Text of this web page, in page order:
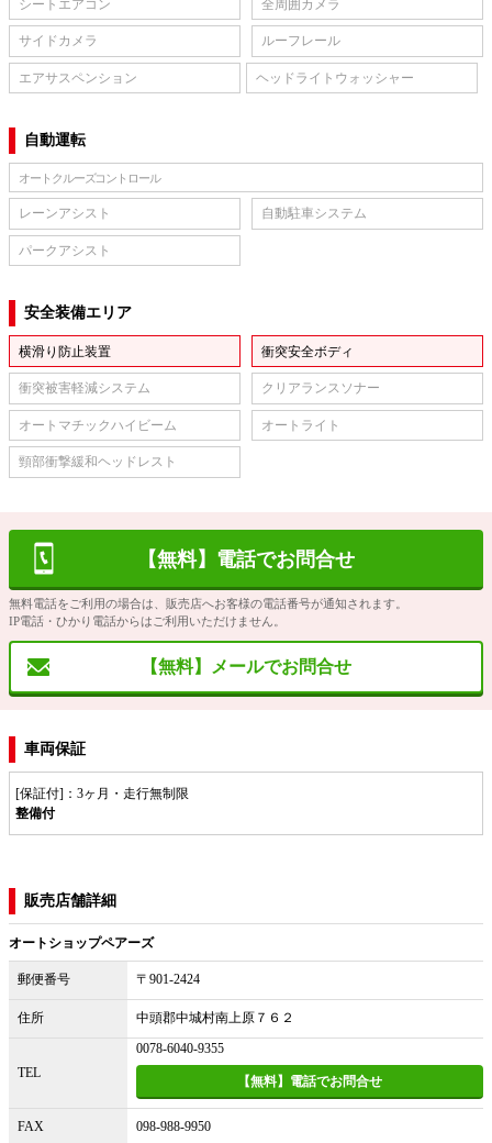
シートエアコン 全周囲カメラ
サイドカメラ ルーフレール
エアサスペンション ヘッドライトウォッシャー
自動運転
オートクルーズコントロール
レーンアシスト 自動駐車システム
パークアシスト
安全装備エリア
横滑り防止装置 衝突安全ボディ
衝突被害軽減システム クリアランスソナー
オートマチックハイビーム オートライト
頸部衝撃緩和ヘッドレスト
【無料】電話でお問合せ
無料電話をご利用の場合は、販売店へお客様の電話番号が通知されます。
IP電話・ひかり電話からはご利用いただけません。
【無料】メールでお問合せ
車両保証
[保証付]：3ヶ月・走行無制限
整備付
販売店舗詳細
オートショップペアーズ
郵便番号 〒901-2424
住所 中頭郡中城村南上原７６２
TEL
0078-6040-9355
【無料】電話でお問合せ
FAX 098-988-9950